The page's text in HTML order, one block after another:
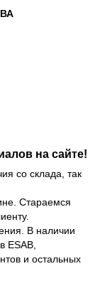
на сайте!
со склада, так
Стараемся
В наличии
ESAB,
и остальных